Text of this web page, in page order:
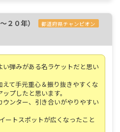
２０年） 都道府県チャンピオン
弾みがある名ラケットだと思い
て手元重心＆振り抜きやすくな
プしたと思います。
ンター、引き合いがやりやすい
ートスポットが広くなったこと